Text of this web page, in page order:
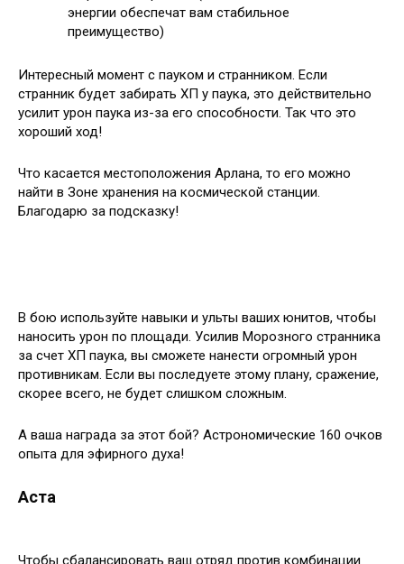
энергии обеспечат вам стабильное
преимущество)
Интересный момент с пауком и странником. Если
странник будет забирать ХП у паука, это действительно
усилит урон паука из-за его способности. Так что это
хороший ход!
Что касается местоположения Арлана, то его можно
найти в Зоне хранения на космической станции.
Благодарю за подсказку!
В бою используйте навыки и ульты ваших юнитов, чтобы
наносить урон по площади. Усилив Морозного странника
за счет ХП паука, вы сможете нанести огромный урон
противникам. Если вы последуете этому плану, сражение,
скорее всего, не будет слишком сложным.
А ваша награда за этот бой? Астрономические 160 очков
опыта для эфирного духа!
Аста
Чтобы сбалансировать ваш отряд против комбинации